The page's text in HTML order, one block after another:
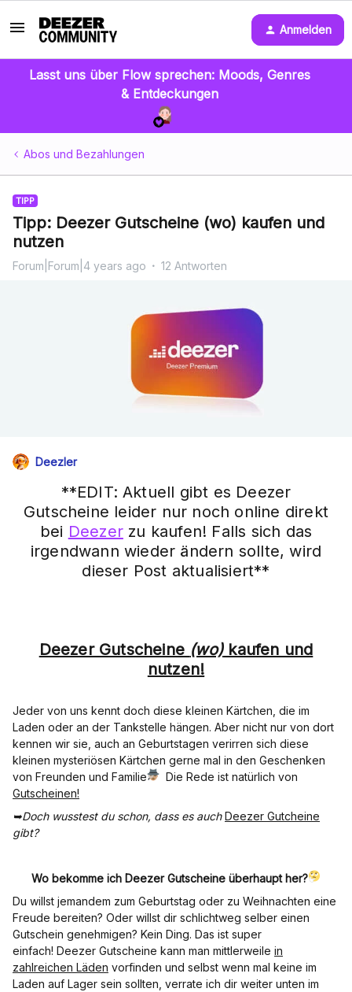
Anmelden
Lasst uns über Flow sprechen: Moods, Genres
& Entdeckungen
Abos und Bezahlungen
TIPP
Tipp: Deezer Gutscheine (wo) kaufen und
nutzen
Forum|Forum|4 years ago 12 Antworten
Deezler
**EDIT: Aktuell gibt es Deezer
Gutscheine leider nur noch online direkt
bei Deezerzu kaufen! Falls sich das
irgendwann wieder ändern sollte, wird
dieser Post aktualisiert**
Deezer Gutscheine (wo)kaufen und
nutzen!
Jeder von uns kennt doch diese kleinen Kärtchen, die im
Laden oder an der Tankstelle hängen. Aber nicht nur von dort
kennen wir sie, auch an Geburtstagen verirren sich diese
kleinen mysteriösen Kärtchen gerne mal in den Geschenken
von Freunden und Familie
Die Rede ist natürlich von
Gutscheinen!
➥Doch wusstest du schon, dass es auchDeezer Gutcheine
gibt?
Wo bekomme ich Deezer Gutscheine überhaupt her?
Du willst jemandem zum Geburtstag oder zu Weihnachten eine
Freude bereiten? Oder willst dir schlichtweg selber einen
Gutschein genehmigen? Kein Ding. Das ist super
einfach! Deezer Gutscheine kann man mittlerweile in
zahlreichen Läden vorfinden und selbst wenn mal keine im
Laden auf Lager sein sollten, verrate ich dir weiter unten im